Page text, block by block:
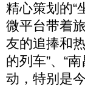
精心策划的“
微平台带着
友的追捧和
的列车”、“
动，特别是